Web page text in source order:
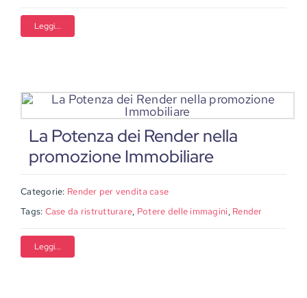
Leggi...
La Potenza dei Render nella
promozione Immobiliare
Categorie: Render per vendita case
Tags: Case da ristrutturare, Potere delle immagini, Render
Leggi...